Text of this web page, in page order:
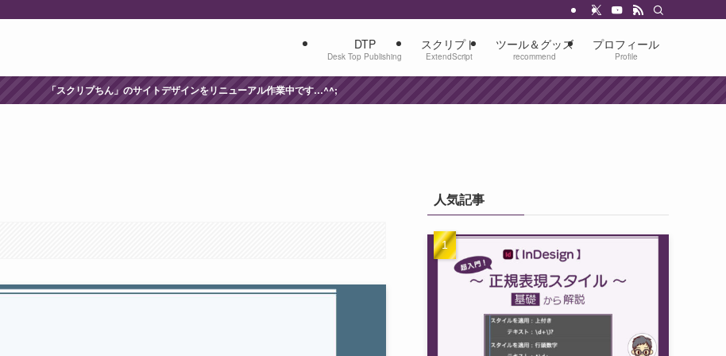
DTP
Desk Top Publishing
スクリプト
ExtendScript
ツール＆グッズ
recommend
プロフィール
Profile
「スクリプちん」のサイトデザインをリニューアル作業中です…^^;
人気記事